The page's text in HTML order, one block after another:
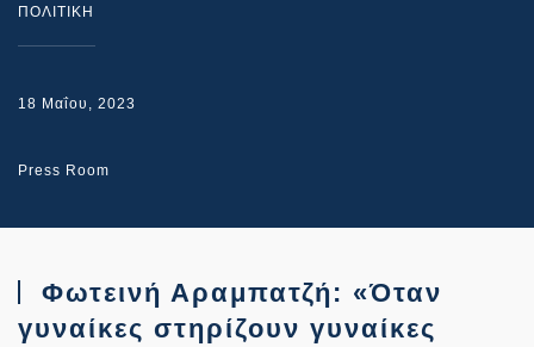
ΠΟΛΙΤΙΚΗ
18 Μαΐου, 2023
Press Room
Φωτεινή Αραμπατζή: «Όταν
γυναίκες στηρίζουν γυναίκες